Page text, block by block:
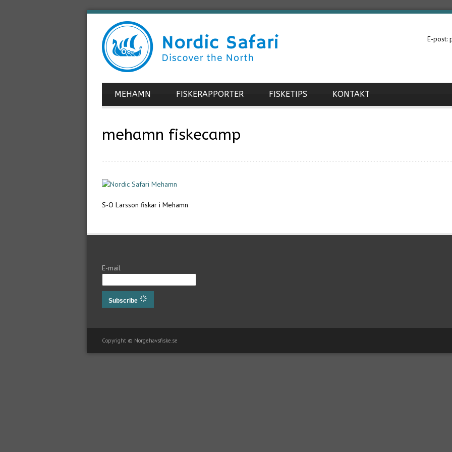
E-post:
MEHAMN FISKERAPPORTER FISKETIPS KONTAKT
mehamn fiskecamp
S-O Larsson fiskar i Mehamn
E-mail
Subscribe
Copyright © Norgehavsfiske.se